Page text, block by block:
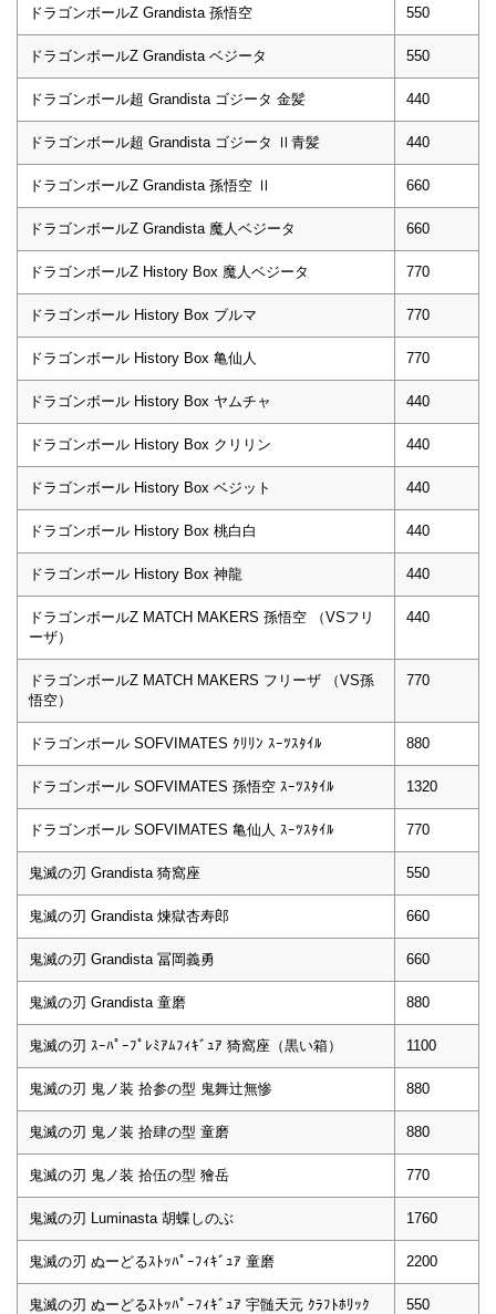
ドラゴンボールZ Grandista 孫悟空 550
ドラゴンボールZ Grandista ベジータ 550
ドラゴンボール超 Grandista ゴジータ 金髪 440
ドラゴンボール超 Grandista ゴジータ Ⅱ青髪 440
ドラゴンボールZ Grandista 孫悟空 Ⅱ 660
ドラゴンボールZ Grandista 魔人ベジータ 660
ドラゴンボールZ History Box 魔人ベジータ 770
ドラゴンボール History Box ブルマ 770
ドラゴンボール History Box 亀仙人 770
ドラゴンボール History Box ヤムチャ 440
ドラゴンボール History Box クリリン 440
ドラゴンボール History Box ベジット 440
ドラゴンボール History Box 桃白白 440
ドラゴンボール History Box 神龍 440
ドラゴンボールZ MATCH MAKERS 孫悟空 （VSフリ
ーザ）
440
ドラゴンボールZ MATCH MAKERS フリーザ （VS孫
悟空）
770
ドラゴンボール SOFVIMATES ｸﾘﾘﾝ ｽｰﾂｽﾀｲﾙ 880
ドラゴンボール SOFVIMATES 孫悟空 ｽｰﾂｽﾀｲﾙ 1320
ドラゴンボール SOFVIMATES 亀仙人 ｽｰﾂｽﾀｲﾙ 770
鬼滅の刃 Grandista 猗窩座 550
鬼滅の刃 Grandista 煉獄杏寿郎 660
鬼滅の刃 Grandista 冨岡義勇 660
鬼滅の刃 Grandista 童磨 880
鬼滅の刃 ｽｰﾊﾟｰﾌﾟﾚﾐｱﾑﾌｨｷﾞｭｱ 猗窩座（黒い箱） 1100
鬼滅の刃 鬼ノ装 拾参の型 鬼舞辻無惨 880
鬼滅の刃 鬼ノ装 拾肆の型 童磨 880
鬼滅の刃 鬼ノ装 拾伍の型 獪岳 770
鬼滅の刃 Luminasta 胡蝶しのぶ 1760
鬼滅の刃 ぬーどるｽﾄｯﾊﾟｰﾌｨｷﾞｭｱ 童磨 2200
鬼滅の刃 ぬーどるｽﾄｯﾊﾟｰﾌｨｷﾞｭｱ 宇髄天元 ｸﾗﾌﾄﾎﾘｯｸ 550